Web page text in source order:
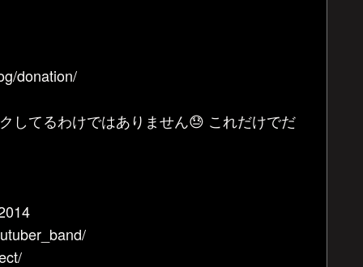
donation/
してるわけではありません😓 これだけでだ